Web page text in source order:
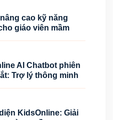
cao kỹ năng
giáo viên mầm
AI Chatbot phiên
Trợ lý thông minh
KidsOnline: Giải